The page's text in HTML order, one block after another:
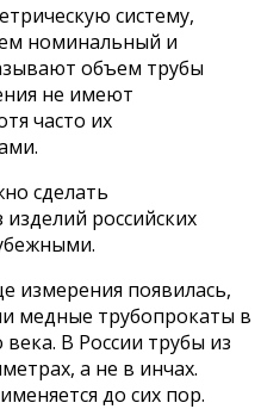
систему,
номинальный и
объем трубы
не имеют
часто их
сделать
российских
измерения появилась,
медные трубопрокаты в
В России трубы из
а не в инчах.
до сих пор.